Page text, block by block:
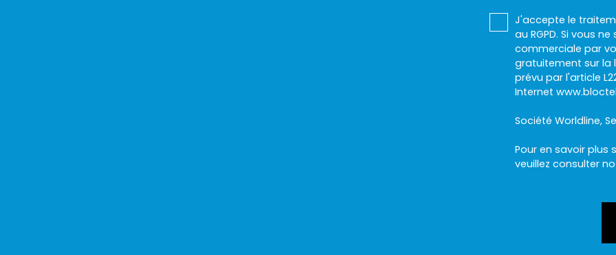
J'accepte le
au RGPD. Si vous
commerciale par
gratuitement sur la
prévu par l'article
Internet
Société Worldline,
Pour en savoir plus
veuillez consulter